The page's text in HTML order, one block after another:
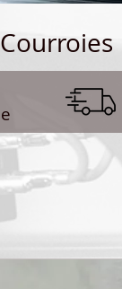
Courroies